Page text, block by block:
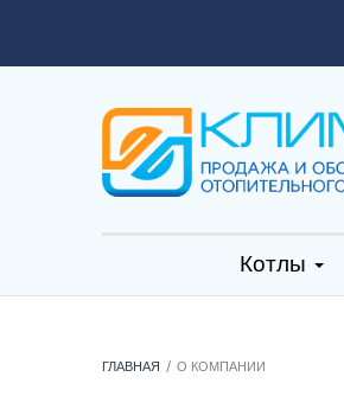
Котлы
ГЛАВНАЯ О КОМПАНИИ